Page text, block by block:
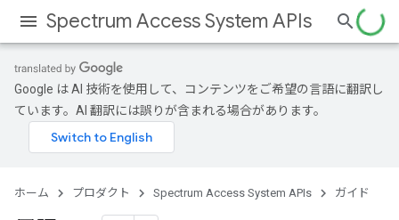
Spectrum Access System APIs
Google は AI 技術を使用して、コンテンツをご希望の言語に翻訳し
ています。AI 翻訳には誤りが含まれる場合があります。
ホーム プロダクト Spectrum Access System APIs ガイド